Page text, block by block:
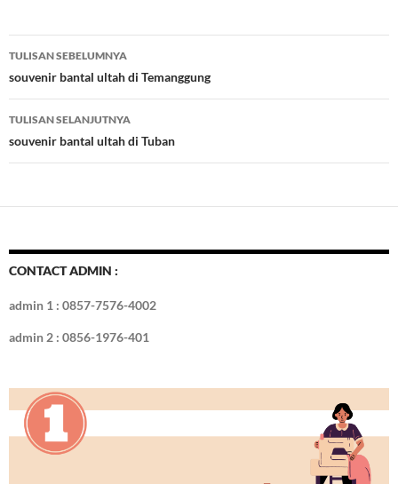
b
o
o
k
er es
t
bl
r
e
dI
n
d e
Navigasi
Tulisan
TULISAN SEBELUMNYA
souvenir bantal ultah di Temanggung
TULISAN SELANJUTNYA
souvenir bantal ultah di Tuban
CONTACT ADMIN :
admin 1 : 0857-7576-4002
admin 2 : 0856-1976-401